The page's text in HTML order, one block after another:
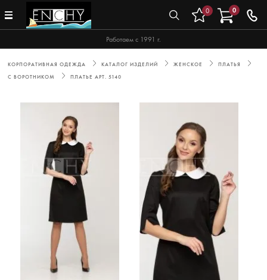
Работаем с 1991 г.
0 0
КОРПОРАТИВНАЯ ОДЕЖДА КАТАЛОГ ИЗДЕЛИЙ ЖЕНСКОЕ
ПЛАТЬЯ
С ВОРОТНИКОМ
ПЛАТЬЕ АРТ. 5140